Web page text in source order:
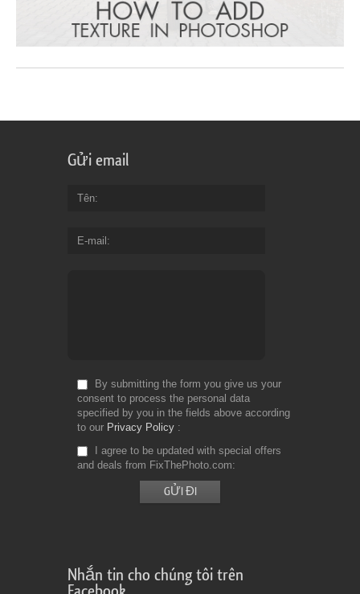
Gửi email
Tên
E-mail
By submitting the form you give us your
consent to process the personal data
specified by you in the fields above according
to our Privacy Policy
I agree to be updated with special offers
and deals from FixThePhoto.com
Nhắn tin cho chúng tôi trên